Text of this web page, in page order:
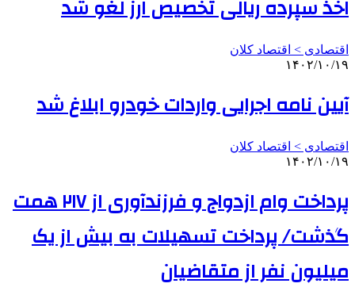
اخذ سپرده ریالی تخصیص ارز لغو شد
اقتصادی > اقتصاد کلان
۱۴۰۲/۱۰/۱۹
آیین نامه اجرایی واردات خودرو ابلاغ شد
اقتصادی > اقتصاد کلان
۱۴۰۲/۱۰/۱۹
پرداخت وام ازدواج و فرزندآوری از ۲۱۷ همت
گذشت/ پرداخت تسهیلات به بیش از یک
میلیون نفر از متقاضیان